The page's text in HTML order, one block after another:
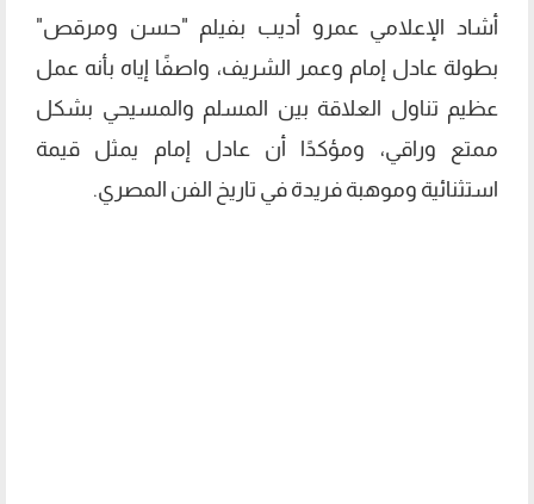
أشاد الإعلامي عمرو أديب بفيلم "حسن ومرقص"
بطولة عادل إمام وعمر الشريف، واصفًا إياه بأنه عمل
عظيم تناول العلاقة بين المسلم والمسيحي بشكل
ممتع وراقي، ومؤكدًا أن عادل إمام يمثل قيمة
استثنائية وموهبة فريدة في تاريخ الفن المصري.